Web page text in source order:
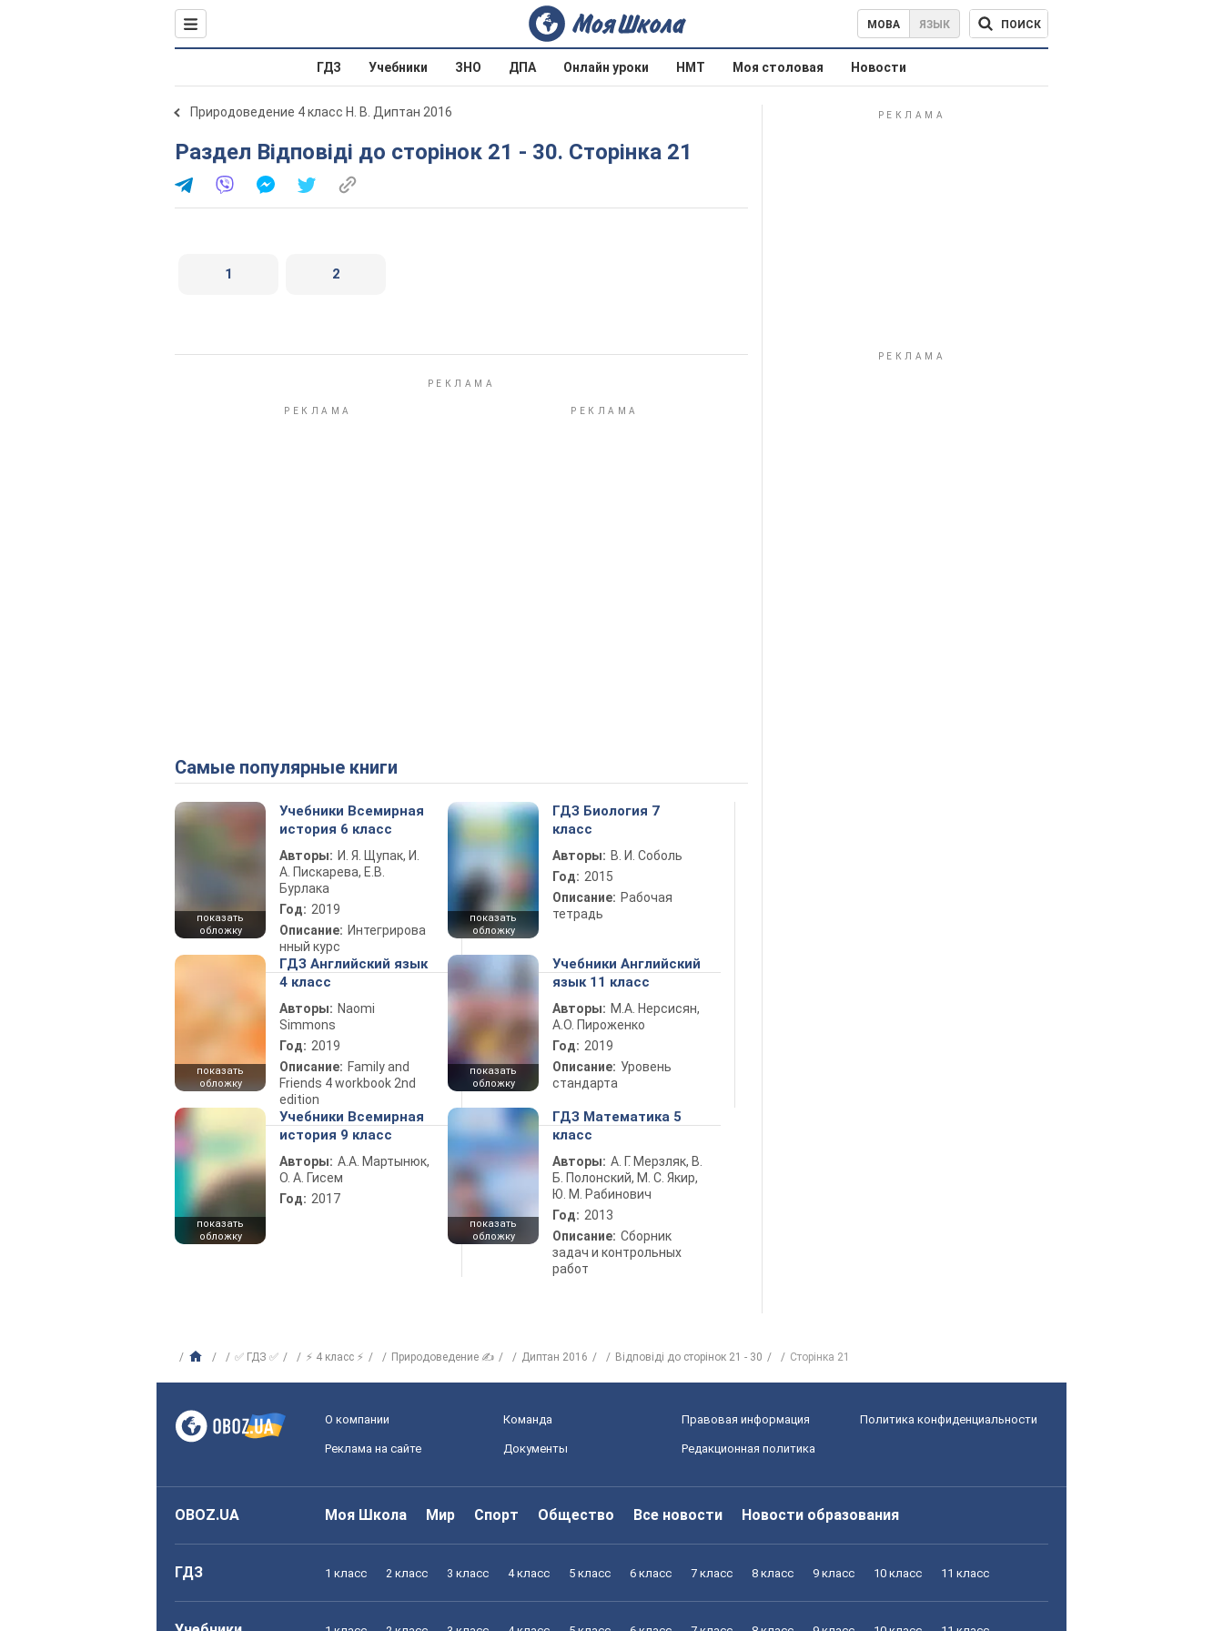
МОВА ЯЗЫК ПОИСК
ГДЗ Учебники ЗНО ДПА Онлайн уроки НМТ Моя столовая Новости
Природоведение 4 класс Н. В. Диптан 2016
Раздел Відповіді до сторінок 21 - 30. Сторінка 21
1 2
Самые популярные книги
показать
обложку
Учебники Всемирная
история 6 класс
Авторы: И. Я. Щупак, И.
А. Пискарева, Е.В.
Бурлака
Год: 2019
Описание: Интегрирова
нный курс
показать
обложку
ГДЗ Биология 7
класс
Авторы: В. И. Соболь
Год: 2015
Описание: Рабочая
тетрадь
показать
обложку
ГДЗ Английский язык
4 класс
Авторы: Naomi
Simmons
Год: 2019
Описание: Family and
Friends 4 workbook 2nd
edition
показать
обложку
Учебники Английский
язык 11 класс
Авторы: М.А. Нерсисян,
А.О. Пироженко
Год: 2019
Описание: Уровень
стандарта
показать
обложку
Учебники Всемирная
история 9 класс
Авторы: А.А. Мартынюк,
О. А. Гисем
Год: 2017
показать
обложку
ГДЗ Математика 5
класс
Авторы: А. Г. Мерзляк, В.
Б. Полонский, М. С. Якир,
Ю. М. Рабинович
Год: 2013
Описание: Сборник
задач и контрольных
работ
✅ ГДЗ ✅ ⚡ 4 класс ⚡ Природоведение ✍ Диптан 2016 Відповіді до сторінок 21 - 30 Сторінка 21
О компании Команда Правовая информация Политика конфиденциальности
Реклама на сайте Документы Редакционная политика
OBOZ.UA Моя Школа Мир Спорт Общество Все новости Новости образования
ГДЗ 1 класс 2 класс 3 класс 4 класс 5 класс 6 класс 7 класс 8 класс 9 класс 10 класс 11 класс